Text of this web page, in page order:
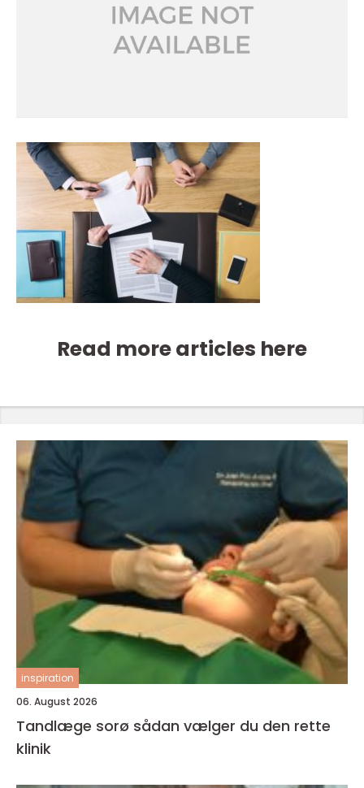
Read more articles here
inspiration
06. August 2026
Tandlæge sorø sådan vælger du den rette
klinik